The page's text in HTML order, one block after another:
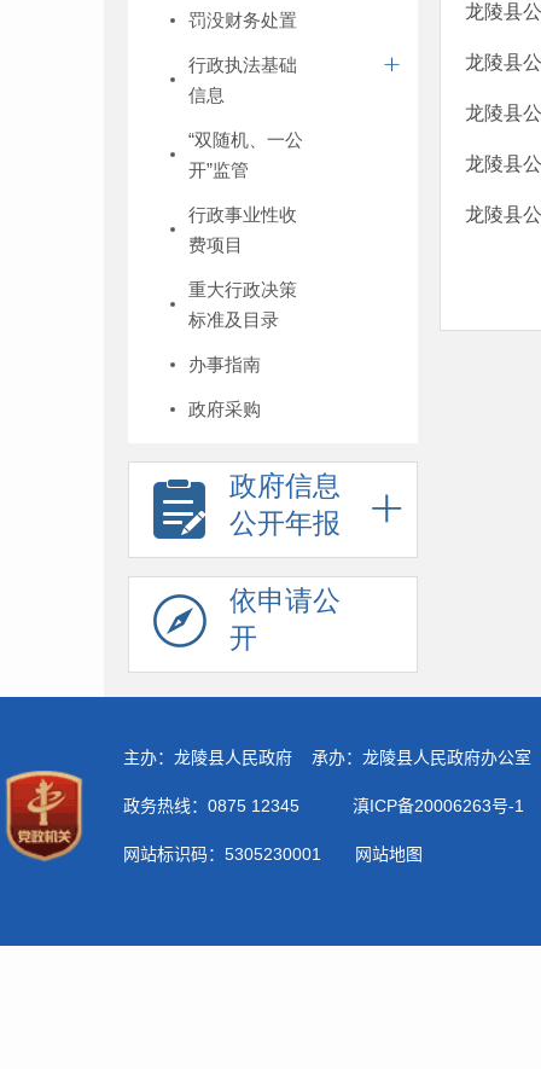
罚没财务处置
行政执法基础
信息
“双随机、一公
开”监管
行政事业性收
费项目
重大行政决策
标准及目录
办事指南
政府采购
政府信息
公开年报
依申请公
开
龙陵县
龙陵县
龙陵县
龙陵县
龙陵县